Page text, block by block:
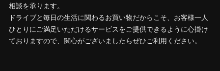
相談を承ります。
ドライブと毎日の生活に関わるお買い物だからこそ、お客様一人
ひとりにご満足いただけるサービスをご提供できるように心掛け
ておりますので、関心がございましたらぜひご利用ください。